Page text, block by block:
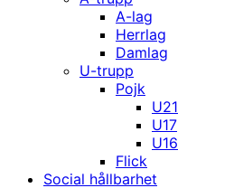
A-lag
Herrlag
Damlag
U-trupp
Pojk
U21
U17
U16
Flick
Social hållbarhet